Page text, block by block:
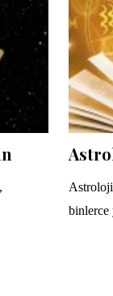
binlerce